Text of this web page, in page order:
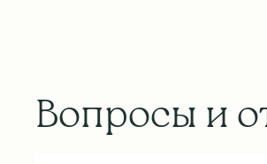
Вопросы и